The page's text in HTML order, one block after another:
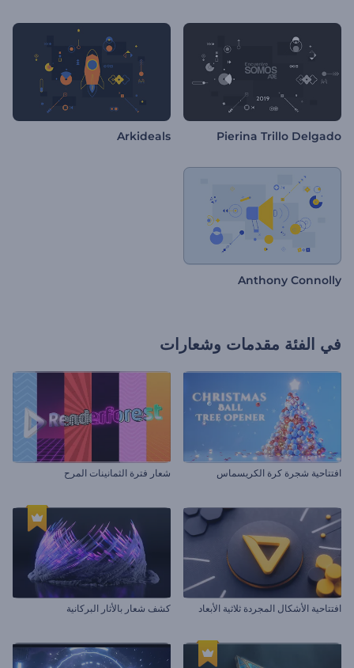
Pierina Trillo Delgado
Arkideals
Anthony Connolly
في الفئة مقدمات وشعارات
افتتاحية شجرة كرة الكريسماس شعار فترة الثمانينات المرح
افتتاحية الأشكال المجردة ثلاثية الأبعاد كشف شعار بالأثار البركانية